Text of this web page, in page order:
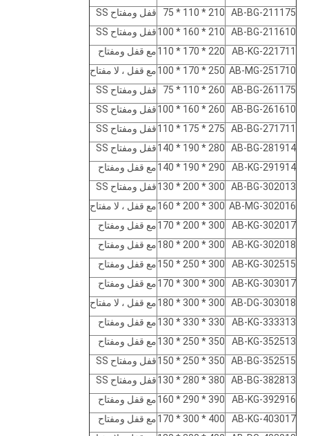
AB-BG-211175
210 * 110 * 75
قفل ومفتاح SS
AB-BG-211610
210 * 160 * 100
قفل ومفتاح SS
AB-KG-221711
220 * 170 * 110
مع قفل ومفتاح
AB-MG-251710
250 * 170 * 100
مع قفل ، لا مفتاح
AB-BG-261175
260 * 110 * 75
قفل ومفتاح SS
AB-BG-261610
260 * 160 * 100
قفل ومفتاح SS
AB-BG-271711
275 * 175 * 110
قفل ومفتاح SS
AB-BG-281914
280 * 190 * 140
قفل ومفتاح SS
AB-KG-291914
290 * 190 * 140
مع قفل ومفتاح
AB-BG-302013
300 * 200 * 130
قفل ومفتاح SS
AB-MG-302016
300 * 200 * 160
مع قفل ، لا مفتاح
AB-KG-302017
300 * 200 * 170
مع قفل ومفتاح
AB-KG-302018
300 * 200 * 180
مع قفل ومفتاح
AB-KG-302515
300 * 250 * 150
مع قفل ومفتاح
AB-KG-303017
300 * 300 * 170
مع قفل ومفتاح
AB-DG-303018
300 * 300 * 180
مع قفل ، لا مفتاح
AB-KG-333313
330 * 330 * 130
مع قفل ومفتاح
AB-KG-352513
350 * 250 * 130
مع قفل ومفتاح
AB-BG-352515
350 * 250 * 150
قفل ومفتاح SS
AB-BG-382813
380 * 280 * 130
قفل ومفتاح SS
AB-KG-392916
390 * 290 * 160
مع قفل ومفتاح
AB-KG-403017
400 * 300 * 170
مع قفل ومفتاح